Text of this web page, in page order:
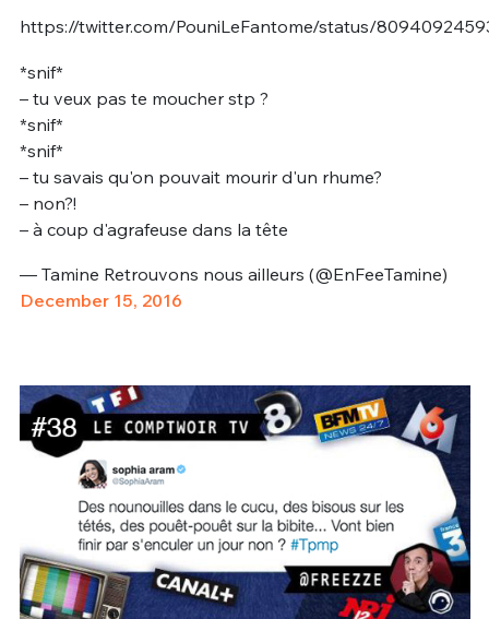
https://twitter.com/PouniLeFantome/status/
*snif*
– tu veux pas te moucher stp ?
*snif*
*snif*
– tu savais qu'on pouvait mourir d'un rhume?
– non?!
– à coup d'agrafeuse dans la tête
— Tamine Retrouvons nous ailleurs (@EnFeeTamine)
December 15, 2016